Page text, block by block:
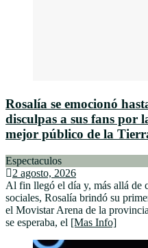
Rosalía se emocionó
disculpas a sus fans por
mejor público de la
Espectaculos
2 agosto, 2026
Al fin llegó el día y, más allá de
sociales, Rosalía brindó su
el Movistar Arena de la
se esperaba, el [Mas Info]